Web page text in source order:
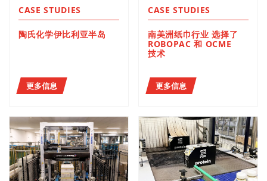
CASE STUDIES
陶氏化学伊比利亚半岛
更多信息
CASE STUDIES
南美洲纸巾行业 选择了
ROBOPAC 和 OCME
技术
更多信息